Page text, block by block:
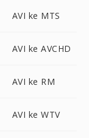
AVI ke MTS
AVI ke AVCHD
AVI ke RM
AVI ke WTV